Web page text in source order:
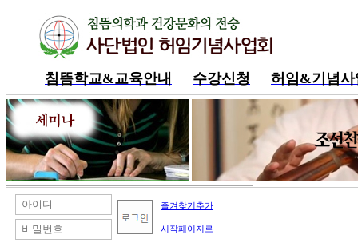
침뜸학교&교육안내 수강신청
허임&기념사
내공부방
즐겨찾기추가
시작페이지로